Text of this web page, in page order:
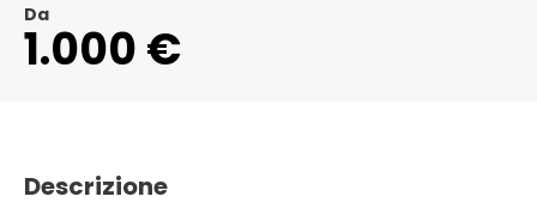
Da
1.000 €
Descrizione